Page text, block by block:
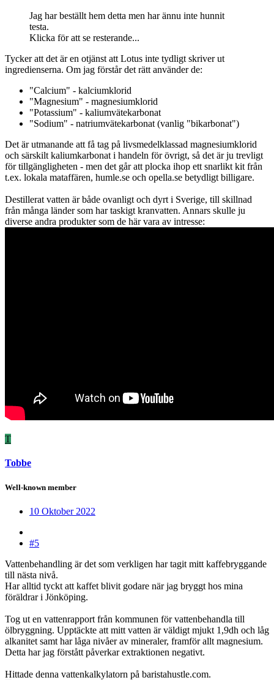
Jag har beställt hem detta men har ännu inte hunnit
testa.
Klicka för att se resterande...
Tycker att det är en otjänst att Lotus inte tydligt skriver ut
ingredienserna. Om jag förstår det rätt använder de:
"Calcium" - kalciumklorid
"Magnesium" - magnesiumklorid
"Potassium" - kaliumvätekarbonat
"Sodium" - natriumvätekarbonat (vanlig "bikarbonat")
Det är utmanande att få tag på livsmedelklassad magnesiumklorid
och särskilt kaliumkarbonat i handeln för övrigt, så det är ju trevligt
för tillgängligheten - men det går att plocka ihop ett snarlikt kit från
t.ex. lokala mataffären, humle.se och opella.se betydligt billigare.
Destillerat vatten är både ovanligt och dyrt i Sverige, till skillnad
från många länder som har taskigt kranvatten. Annars skulle ju
diverse andra produkter som de här vara av intresse:
T
Tobbe
Well-known member
10 Oktober 2022
#5
Vattenbehandling är det som verkligen har tagit mitt kaffebryggande
till nästa nivå.
Har alltid tyckt att kaffet blivit godare när jag bryggt hos mina
föräldrar i Jönköping.
Tog ut en vattenrapport från kommunen för vattenbehandla till
ölbryggning. Upptäckte att mitt vatten är väldigt mjukt 1,9dh och låg
alkanitet samt har låga nivåer av mineraler, framför allt magnesium.
Detta har jag förstått påverkar extraktionen negativt.
Hittade denna vattenkalkylatorn på baristahustle.com.